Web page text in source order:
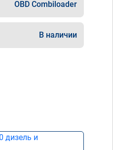
OBD Combiloader
В наличии